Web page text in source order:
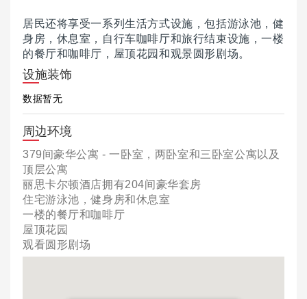
居民还将享受一系列生活方式设施，包括游泳池，健
身房，休息室，自行车咖啡厅和旅行结束设施，一楼
的餐厅和咖啡厅，屋顶花园和观景圆形剧场。
设施装饰
数据暂无
周边环境
379间豪华公寓 - 一卧室，两卧室和三卧室公寓以及
顶层公寓
丽思卡尔顿酒店拥有204间豪华套房
住宅游泳池，健身房和休息室
一楼的餐厅和咖啡厅
屋顶花园
观看圆形剧场